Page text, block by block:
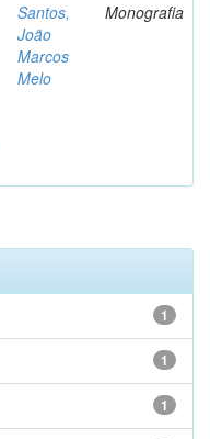
Santos,
João
Marcos
Melo
Monografia
1
1
1